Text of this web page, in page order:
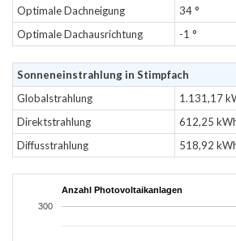
Optimale Dachneigung
34 °
Optimale Dachausrichtung
-1 °
Sonneneinstrahlung in Stimpfach
Globalstrahlung
1.131,17
Direktstrahlung
612,25
Diffusstrahlung
518,92
Anzahl Photovoltaikanlagen
300